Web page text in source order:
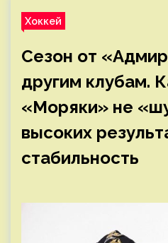
Хоккей
Сезон от
другим клубам.
«Моряки» не
высоких
стабильность